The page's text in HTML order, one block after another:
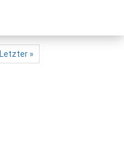
Letzter »